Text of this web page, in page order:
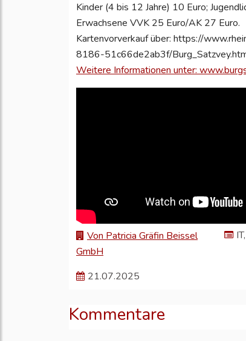
Kinder (4 bis 12 Jahre) 10 Euro;
Erwachsene VVK 25 Euro/AK 27 Euro.
Kartenvorverkauf über: https://
8186-51c66de2ab3f/
Weitere Informationen unter:
Von Patricia Gräfin Beissel
GmbH
21.07.2025
Kommentare